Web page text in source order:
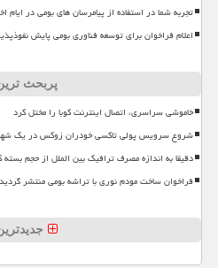
تجربه شما در استفاده از پیامرسان های بومی در ایام
اعلام فراخوان برای توسعه فناوری بومی پایش
پربحث
خاموشی سراسری، اتصال اینترنت کوبا را مختل کرد
شروع سرویس پولی تاکسی خودران زوکس در یک شهر
دقیقا به اندازه مصرف ترافیک بین الملل از حجم
فراخوان ساخت مودم نوری با تراشه بومی منتشر گردید